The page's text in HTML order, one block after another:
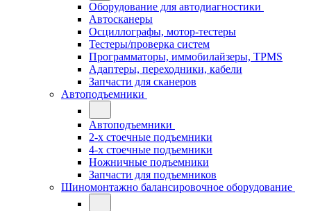
Оборудование для автодиагностики
Автосканеры
Осциллографы, мотор-тестеры
Тестеры/проверка систем
Программаторы, иммобилайзеры, TPMS
Адаптеры, переходники, кабели
Запчасти для сканеров
Автоподъемники
Автоподъемники
2-х стоечные подъемники
4-х стоечные подъемники
Ножничные подъемники
Запчасти для подъемников
Шиномонтажно балансировочное оборудование